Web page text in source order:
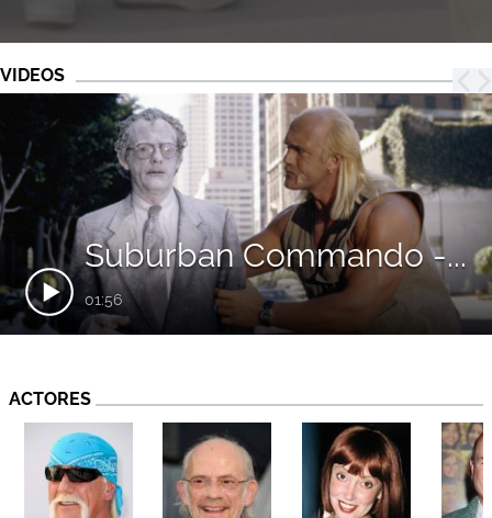
VIDEOS
Suburban Commando -...
01:56
ACTORES